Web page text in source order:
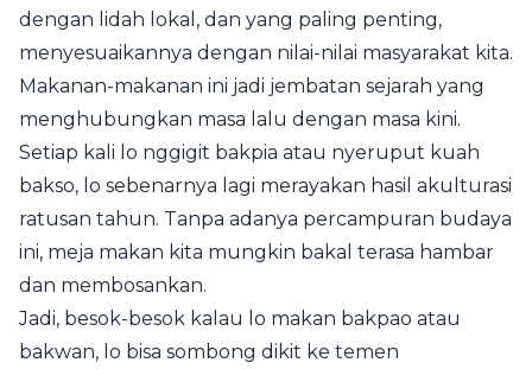
dengan lidah lokal, dan yang paling penting,
menyesuaikannya dengan nilai-nilai masyarakat kita.
Makanan-makanan ini jadi jembatan sejarah yang
menghubungkan masa lalu dengan masa kini.
Setiap kali lo nggigit bakpia atau nyeruput kuah
bakso, lo sebenarnya lagi merayakan hasil akulturasi
ratusan tahun. Tanpa adanya percampuran budaya
ini, meja makan kita mungkin bakal terasa hambar
dan membosankan.
Jadi, besok-besok kalau lo makan bakpao atau
bakwan, lo bisa sombong dikit ke temen